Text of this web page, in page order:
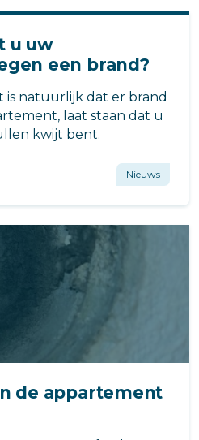
u uw
een brand?
is natuurlijk dat er brand
laat staan dat u
kwijt bent.
Nieuws
de appartement